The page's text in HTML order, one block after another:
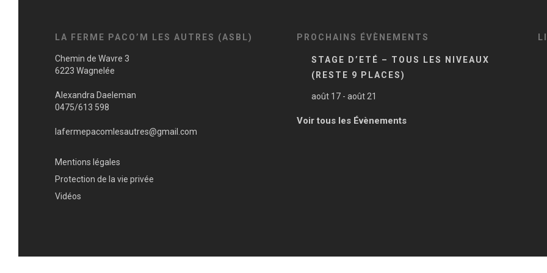
LA FERME PACO’M LES AUTRES (ASBL)
Chemin de Wavre 3
6223 Wagnelée
Alexandra Daeleman
0475/613 598
lafermepacomlesautres@gmail.com
Mentions légales
Protection de la vie privée
Vidéos
PROCHAINS ÉVÈNEMENTS
STAGE D’ETÉ – TOUS LES NIVEAUX
(RESTE 9 PLACES)
août 17- août 21
Voir tous les Évènements